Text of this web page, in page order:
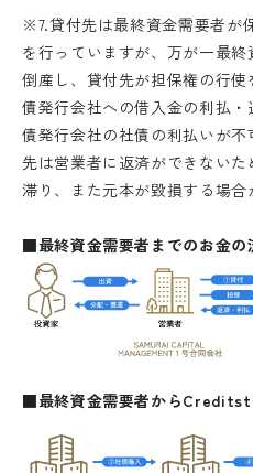
※7.貸付先は最終資金需要者が
を行っていますが、万が一最
倒産し、貸付先が担保権の行
債発行会社への借入金の利払
債発行会社の社債の利払いが
先は営業者に返済ができない
滞り、また元本が毀損する場合
■最終資金需要者までのお金の
■最終資金需要者から